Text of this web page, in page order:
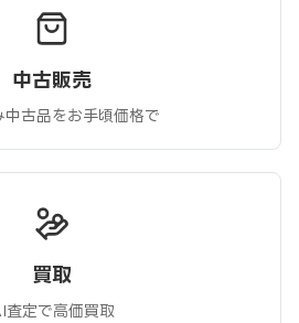
中古販売
中古品をお手頃価格で
買取
査定で高価買取